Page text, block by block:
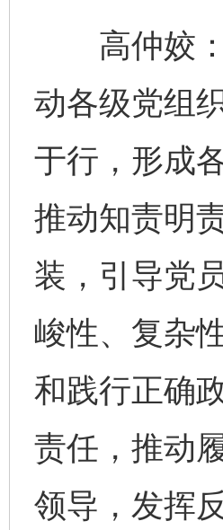
高仲姣：
动各级党组
于行，形成
推动知责明
装，引导党
峻性、复杂
和践行正确
责任，推动
领导，发挥